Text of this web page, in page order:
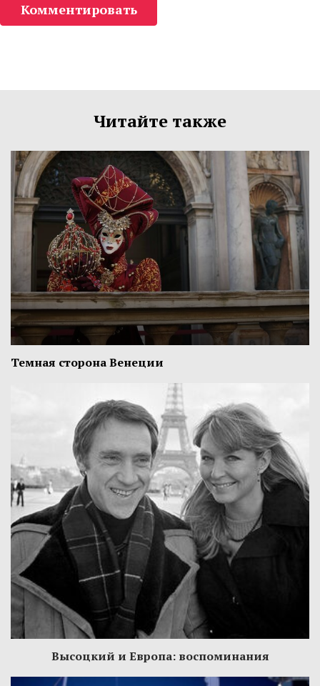
Комментировать
Читайте также
Темная сторона Венеции
Высоцкий и Европа: воспоминания